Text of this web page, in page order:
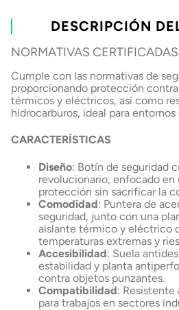
todo Chile
Elige tu tienda
cercana
DESCRIPCIÓN
NORMATIVAS CERTIFICADAS
Cumple con las normativas de
proporcionando protección
térmicos y eléctricos, así como
hidrocarburos, ideal para
CARACTERÍSTICAS
Diseño: Botín de seguridad
revolucionario, enfocado en
protección sin sacrificar la
Comodidad: Puntera de
seguridad, junto con una
aislante térmico y eléctrico
temperaturas extremas y
Accesibilidad: Suela
estabilidad y planta
contra objetos punzantes.
Compatibilidad: Resistente
para trabajos en sectores